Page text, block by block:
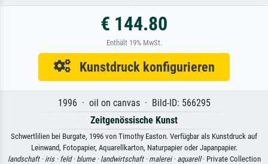
€ 144.80
Enthält 19% MwSt.
Kunstdruck konfigurieren
1996 · oil on canvas · Bild-ID: 566295
Zeitgenössische Kunst
Schwertlilien bei Burgate, 1996 von Timothy Easton. Verfügbar als Kunstdruck auf
Leinwand, Fotopapier, Aquarellkarton, Naturpapier oder Japanpapier.
landschaft · iris · feld · blume · landwirtschaft · malerei · aquarell· Private Collection